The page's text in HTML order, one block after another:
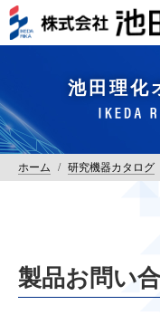
池田理化
ホーム / 研究機器カタログ
製品お問い